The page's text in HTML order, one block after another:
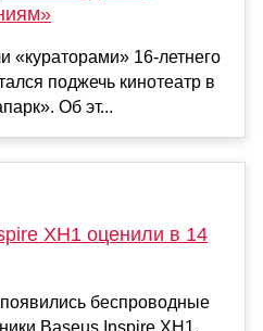
«кураторами» 16-летнего
поджечь кинотеатр в
Об эт...
XH1 оценили в 14
беспроводные
Baseus Inspire XH1,